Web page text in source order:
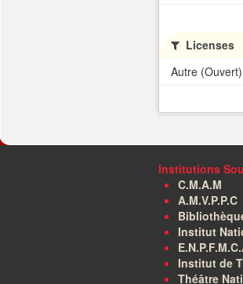
Licenses
Autre
Institutions
C.M.A.M
A.M.V.P.P.C
Institut
Institut de
Théâtre